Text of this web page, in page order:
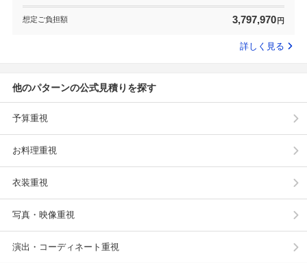
想定ご負担額 3,797,970 円
詳しく見る
他のパターンの公式見積りを探す
予算重視
お料理重視
衣装重視
写真・映像重視
演出・コーディネート重視